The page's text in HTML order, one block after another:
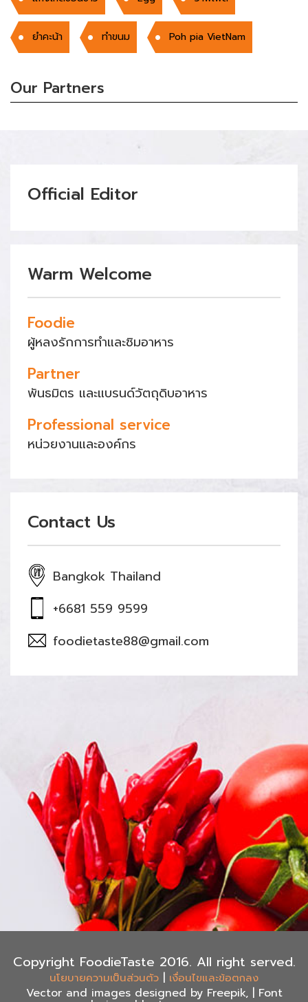
ยำคะน้า ทำขนม Poh pia VietNam
Our Partners
Official Editor
Warm Welcome
Foodie
ผู้หลงรักการทำและชิมอาหาร
Partner
พันธมิตร และแบรนด์วัตถุดิบอาหาร
Professional service
หน่วยงานและองค์กร
Contact Us
Bangkok Thailand
+6681 559 9599
foodietaste88@gmail.com
Copyright FoodieTaste 2016. All right served.
นโยบายความเป็นส่วนตัว | เงื่อนไขและข้อตกลง
Vector and images designed by Freepik, | Font